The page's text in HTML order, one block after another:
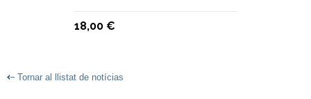
18,00 €
Tornar al llistat de notícias